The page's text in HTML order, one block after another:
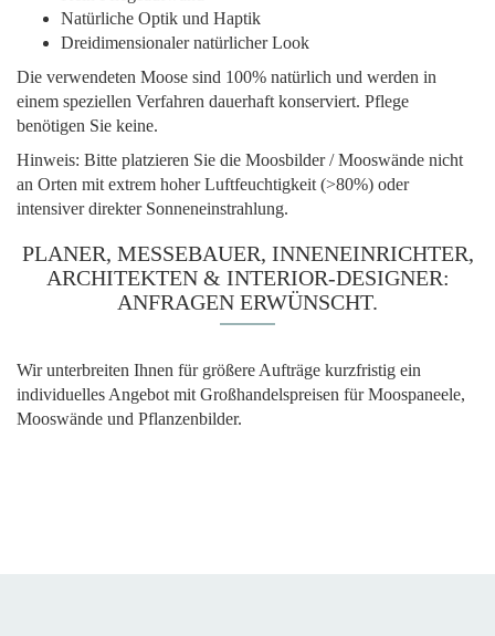
Natürliche Optik und Haptik
Dreidimensionaler natürlicher Look
Die verwendeten Moose sind 100% natürlich und werden in
einem speziellen Verfahren dauerhaft konserviert. Pflege
benötigen Sie keine.
Hinweis: Bitte platzieren Sie die Moosbilder / Mooswände nicht
an Orten mit extrem hoher Luftfeuchtigkeit (>80%) oder
intensiver direkter Sonneneinstrahlung.
PLANER, MESSEBAUER, INNENEINRICHTER,
ARCHITEKTEN & INTERIOR-DESIGNER:
ANFRAGEN ERWÜNSCHT.
Wir unterbreiten Ihnen für größere Aufträge kurzfristig ein
individuelles Angebot mit Großhandelspreisen für Moospaneele,
Mooswände und Pflanzenbilder.